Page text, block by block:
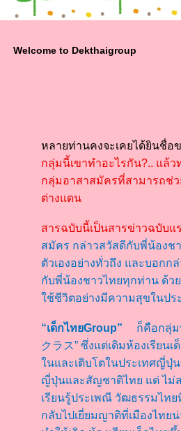
Welcome to Dekthaigroup
หลายท่านคงจะเคยได้ยินชื่อ
กลุ่มนี้เขาทำอะไรกัน?.. แล้ว
กลุ่มอาสาสมัครที่สามารถช่
ต่างแดน
สารฉบับนี้เป็นสารข่าวฉบับแ
สมัคร กล่าวสวัสดีกับพี่น้องช
ตัวเองอย่างทั่วถึง และบอก
กับพี่น้องชาวไทยทุกท่าน ด้ว
ช้ชีวิตอย่างมีความสุขในปร
“เด็กไทยGroup” ก็คือกลุ่ม
クラス” ซึ่งแต่เดิมห้องเรียน
นและเติบโตในประเทศญี่ปุ่
ญี่ปุ่นและสัญชาติไทย แต่ ไม่
เรียนรู้ประเพณี วัฒธรรมไทย
กลับไปเยี่ยมญาติที่เมืองไทย